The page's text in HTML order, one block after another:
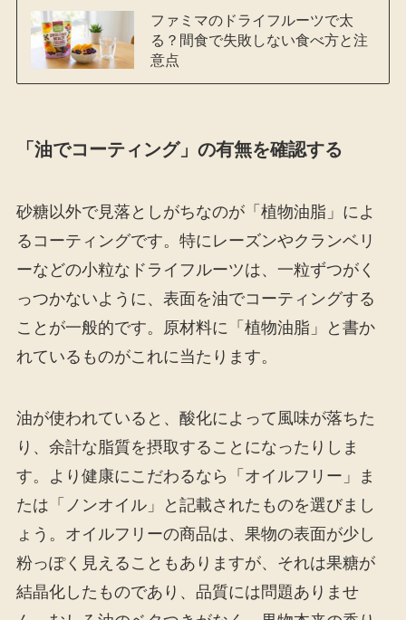
ファミマのドライフルーツで太
る？間食で失敗しない食べ方と注
意点
「油でコーティング」の有無を確認する
砂糖以外で見落としがちなのが「植物油脂」によ
るコーティングです。特にレーズンやクランベリ
ーなどの小粒なドライフルーツは、一粒ずつがく
っつかないように、表面を油でコーティングする
ことが一般的です。原材料に「植物油脂」と書か
れているものがこれに当たります。
油が使われていると、酸化によって風味が落ちた
り、余計な脂質を摂取することになったりしま
す。より健康にこだわるなら「オイルフリー」ま
たは「ノンオイル」と記載されたものを選びまし
ょう。オイルフリーの商品は、果物の表面が少し
粉っぽく見えることもありますが、それは果糖が
結晶化したものであり、品質には問題ありませ